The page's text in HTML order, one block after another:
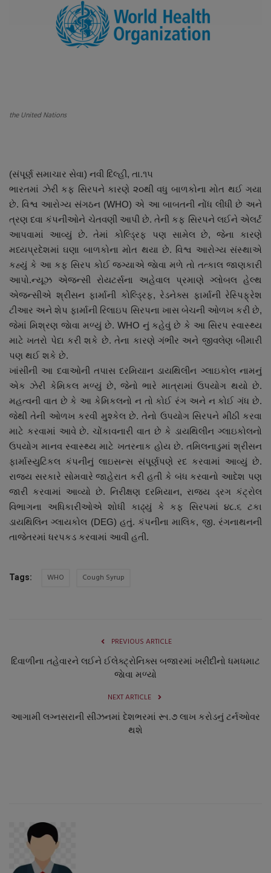
About Author
જુનાગઢ
Support US
બજારના સમાચાર
નાણાંકીય સમાચાર
સ્થાનિક સમાચાર
સ્પોર્ટ્સ
રાશિફળ
ગુનાખોરી
બોલિવૂડ
સ્વાસ્થ્ય
the United Nations
(સંપૂર્ણ સમાચાર સેવા) નવી દિલ્હી, તા.૧૫
ભારતમાં ઝેરી કફ સિરપને કારણે ૨૦થી વધુ બાળકોના મોત થઈ ગયા
છે. વિશ્વ આરોગ્ય સંગઠન (WHO) એ આ બાબતની નોંધ લીધી છે અને
ત્રણ દવા કંપનીઓને ચેતવણી આપી છે. તેની કફ સિરપને લઈને એલર્ટ
આપવામાં આવ્યું છે. તેમાં કોલ્ડ્રિફ પણ સામેલ છે, જેના કારણે
મધ્યપ્રદેશમાં ઘણા બાળકોના મોત થયા છે. વિશ્વ આરોગ્ય સંસ્થાએ
કહ્યું કે આ કફ સિરપ કોઈ જગ્યાએ જાેવા મળે તો તત્કાલ જાણકારી
આપો.ન્યૂઝ એજન્સી રોયટર્સના અહેવાલ પ્રમાણે ગ્લોબલ હેલ્થ
એજન્સીએ શ્રીસન ફાર્માની કોલ્ડ્રિફ, રેડનેક્સ ફાર્માની રેસ્પિફ્રેશ
ટીઆર અને શેપ ફાર્માની રિલાઇપ સિરપના ખાસ બેચની ઓળખ કરી છે,
જેમાં મિશ્રણ જાેવા મળ્યું છે. WHO નું કહેવું છે કે આ સિરપ સ્વાસ્થ્ય
માટે ખતરો પેદા કરી શકે છે. તેના કારણે ગંભીર અને જીવલેણ બીમારી
પણ થઈ શકે છે.
ખાંસીની આ દવાઓની તપાસ દરમિયાન ડાયથિલીન ગ્લાઇકોલ નામનું
એક ઝેરી કેમિકલ મળ્યું છે, જેનો ભારે માત્રામાં ઉપયોગ થયો છે.
મહત્વની વાત છે કે આ કેમિકલનો ન તો કોઈ રંગ અને ન કોઈ ગંધ છે.
જેથી તેની ઓળખ કરવી મુશ્કેલ છે. તેનો ઉપયોગ સિરપને મીઠી કરવા
માટે કરવામાં આવે છે. ચોંકાવનારી વાત છે કે ડાયથિલીન ગ્લાઇકોલનો
ઉપયોગ માનવ સ્વાસ્થ્ય માટે ખતરનાક હોય છે. તમિલનાડુમાં શ્રીસન
ફાર્માસ્યુટિકલ કંપનીનું લાઇસન્સ સંપૂર્ણપણે રદ કરવામાં આવ્યું છે.
રાજ્ય સરકારે સોમવારે જાહેરાત કરી હતી કે બંધ કરવાનો આદેશ પણ
જારી કરવામાં આવ્યો છે. નિરીક્ષણ દરમિયાન, રાજ્ય ડ્રગ કંટ્રોલ
વિભાગના અધિકારીઓએ શોધી કાઢ્યું કે કફ સિરપમાં ૪૮.૬ ટકા
ડાયથિલિન ગ્લાયકોલ (DEG) હતું. કંપનીના માલિક, જી. રંગનાથનની
તાજેતરમાં ધરપકડ કરવામાં આવી હતી.
Tags: WHO Cough Syrup
PREVIOUS ARTICLE
દિવાળીના તહેવારને લઈને ઈલેક્ટ્રોનિક્સ બજારમાં ખરીદીનો ધમધમાટ
જાેવા મળ્યો
NEXT ARTICLE
આગામી લગ્નસરાની સીઝનમાં દેશભરમાં રૂા.૭ લાખ કરોડનું ટર્નઓવર
થશે